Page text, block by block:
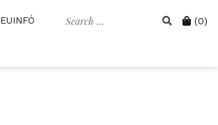
Search Cart
(0)
EUINFÓ